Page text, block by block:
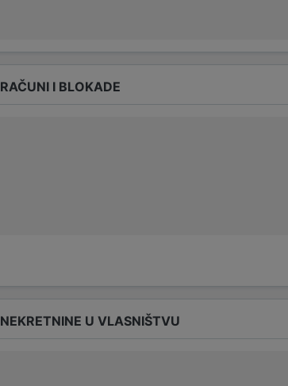
RAČUNI I BLOKADE
NEKRETNINE U VLASNIŠTVU